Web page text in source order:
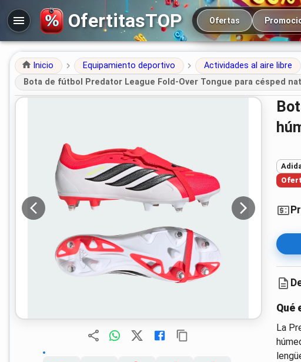
OfertitasTOP Navegación principal
Ofertas
Inicio Equipamiento deportivo Actividades al aire libre
Bota de fútbol Predator League Fold-Over Tongue para césped
Bota de fútbol Predator League Fold-Over Tongue para césped natural
Qué
La